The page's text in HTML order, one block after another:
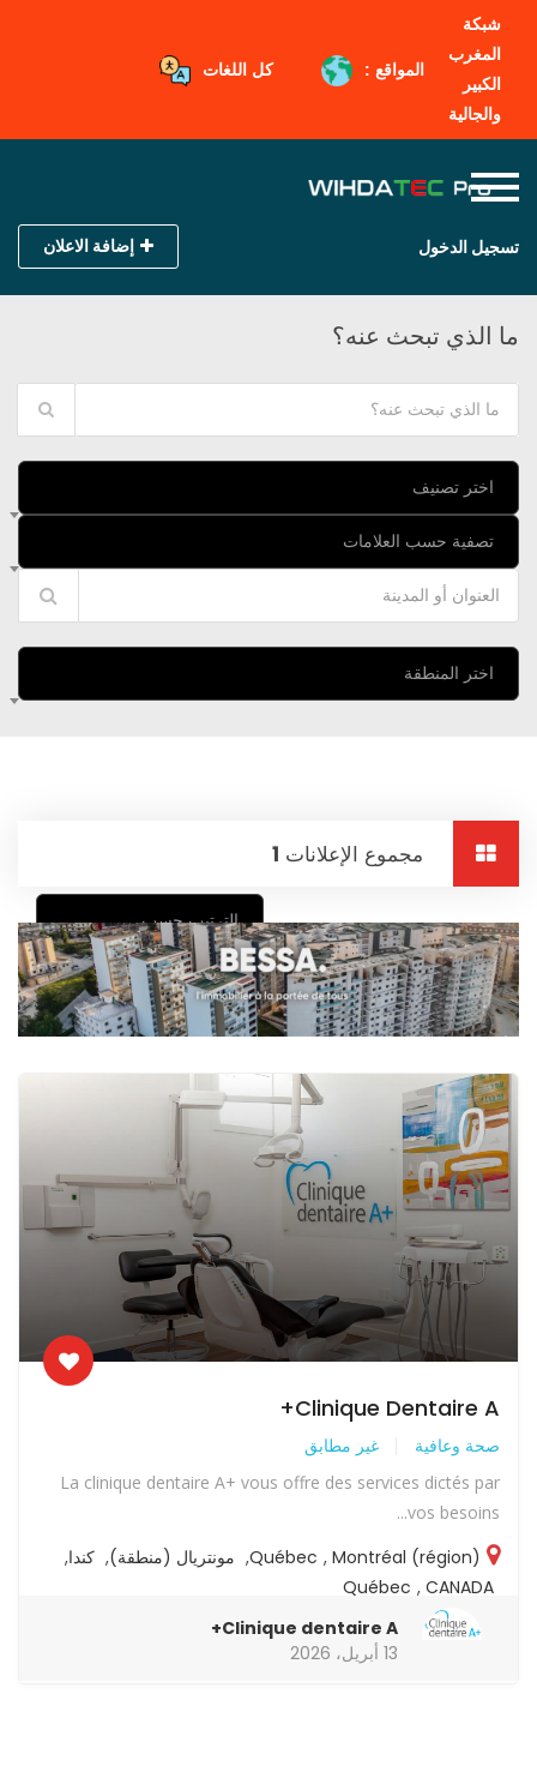
شبكة
المغرب
الكبير
والجالية
المواقع : كل اللغات
تسجيل الدخول إضافة الاعلان
ما الذي تبحث عنه؟
اختر تصنيف
تصفية حسب العلامات
اختر المنطقة
مجموع الإعلانات 1
الترتيب حسب
Clinique Dentaire A+
صحة وعافية غير مطابق
La clinique dentaire A+ vous offre des services dictés par
vos besoins...
Québec , Montréal (région)
, مونتريال (منطقة), كندا,
Québec , CANADA
Clinique dentaire A+
13 أبريل، 2026